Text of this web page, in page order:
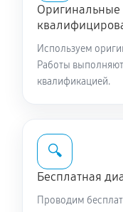
Оригинальные
Используем
Работы
квалификацией.
🔍
Бесплатная
Проводим